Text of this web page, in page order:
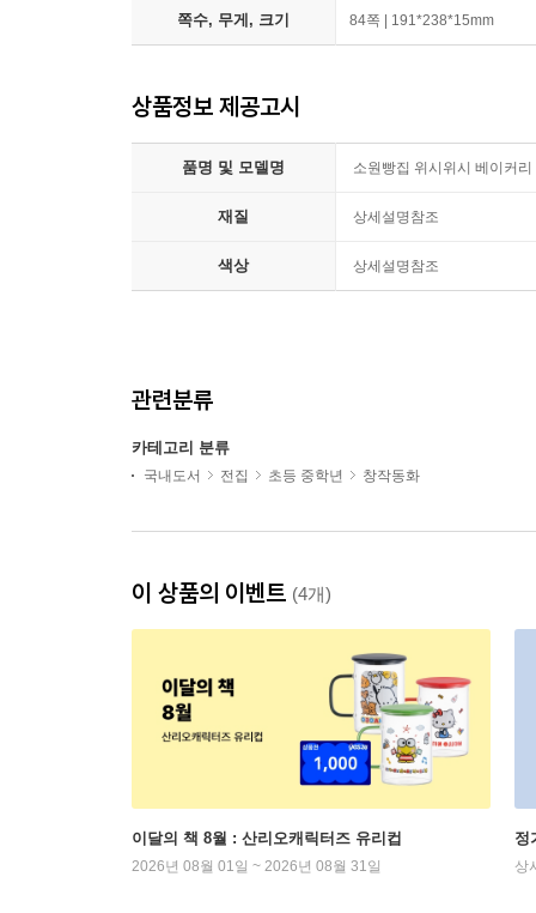
쪽수, 무게, 크기 84쪽 | 191*238*15mm
상품정보 제공고시
품명 및 모델명 소원빵집 위시위시 베이커
재질 상세설명참조
색상 상세설명참조
관련분류
카테고리 분류
국내도서 전집 초등 중학년 창작동화
이 상품의 이벤트 (4개)
이달의 책 8월 : 산리오캐릭터즈 유리컵
2026년 08월 01일 ~ 2026년 08월 31일
정
상